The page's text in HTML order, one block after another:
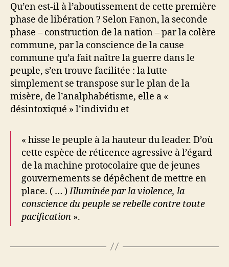
Qu’en est-il à l’aboutissement de cette première
phase de libération ? Selon Fanon, la seconde
phase – construction de la nation – par la colère
commune, par la conscience de la cause
commune qu’a fait naître la guerre dans le
peuple, s’en trouve facilitée : la lutte
simplement se transpose sur le plan de la
misère, de l’analphabétisme, elle a «
désintoxiqué » l’individu et
« hisse le peuple à la hauteur du leader. D’où
cette espèce de réticence agressive à l’égard
de la machine protocolaire que de jeunes
gouvernements se dépêchent de mettre en
place. ( … )Illuminée par la violence, la
conscience du peuple se rebelle contre toute
pacification ».